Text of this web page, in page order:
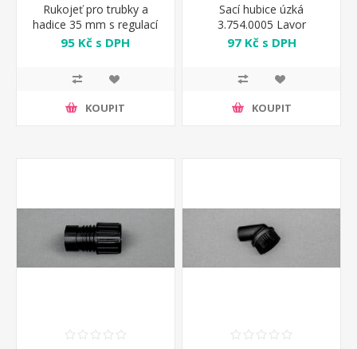
Rukojeť pro trubky a
hadice 35 mm s regulací
podtlaku Lavor
95 Kč s DPH
KOUPIT
Sací hubice úzká
3.754.0005 Lavor
97 Kč s DPH
KOUPIT